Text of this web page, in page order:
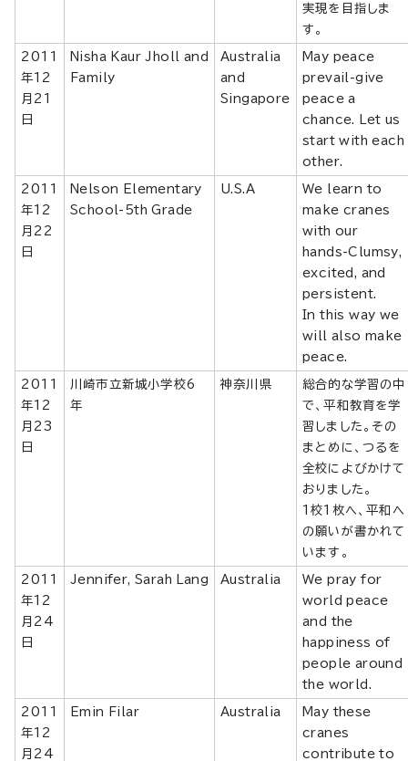
実現を目指しま
す。
2011
年12
月21
日
Nisha Kaur Jholl and
Family
Australia
and
Singapore
May peace
prevail-give
peace a
chance. Let us
start with each
other.
2011
年12
月22
日
Nelson Elementary
School-5th Grade
U.S.A
We learn to
make cranes
with our
hands-Clumsy,
excited, and
persistent.
In this way we
will also make
peace.
2011
年12
月23
日
川崎市立新城小学校6
年
神奈川県
総合的な学習の中
で、平和教育を学
習しました。その
まとめに、つるを
全校によびかけて
おりました。
1校1枚へ、平和へ
の願いが書かれて
います。
2011
年12
月24
日
Jennifer, Sarah Lang Australia
We pray for
world peace
and the
happiness of
people around
the world.
2011
年12
月24
Emin Filar Australia
May these
cranes
contribute to